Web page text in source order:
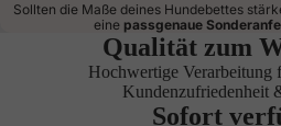
Sollten die Maße deines Hundebettes
eine passgenaue
Qualität zum
Hochwertige Verarbeitung
Kundenzufriedenheit
Sofort